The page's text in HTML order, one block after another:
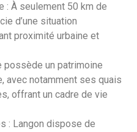
: À seulement 50 km de
d’une situation
proximité urbaine et
possède un patrimoine
avec notamment ses quais
offrant un cadre de vie
: Langon dispose de